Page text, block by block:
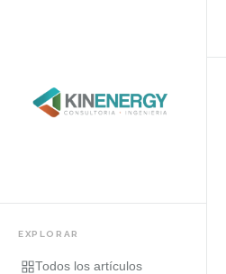
EXPLORAR
Todos los artículos